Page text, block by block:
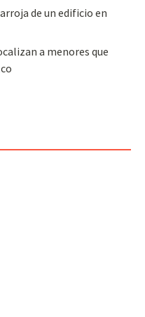
de un edificio en
a menores que